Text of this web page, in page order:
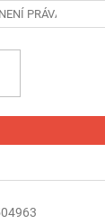
PRÁVA